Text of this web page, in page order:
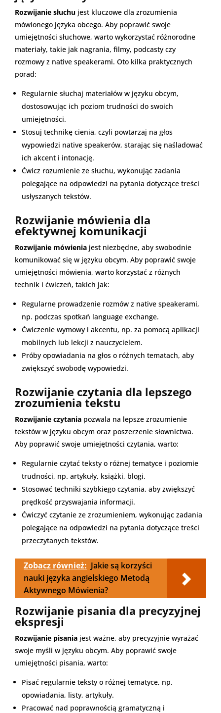
Rozwijanie słuchu jest kluczowe dla zrozumienia
mówionego języka obcego. Aby poprawić swoje
umiejętności słuchowe, warto wykorzystać różnorodne
materiały, takie jak nagrania, filmy, podcasty czy
rozmowy z native speakerami. Oto kilka praktycznych
porad:
Regularnie słuchaj materiałów w języku obcym,
dostosowując ich poziom trudności do swoich
umiejętności.
Stosuj technikę cienia, czyli powtarzaj na głos
wypowiedzi native speakerów, starając się naśladować
ich akcent i intonację.
Ćwicz rozumienie ze słuchu, wykonując zadania
polegające na odpowiedzi na pytania dotyczące treści
usłyszanych tekstów.
Rozwijanie mówienia dla
efektywnej komunikacji
Rozwijanie mówienia jest niezbędne, aby swobodnie
komunikować się w języku obcym. Aby poprawić swoje
umiejętności mówienia, warto korzystać z różnych
technik i ćwiczeń, takich jak:
Regularne prowadzenie rozmów z native speakerami,
np. podczas spotkań language exchange.
Ćwiczenie wymowy i akcentu, np. za pomocą aplikacji
mobilnych lub lekcji z nauczycielem.
Próby opowiadania na głos o różnych tematach, aby
zwiększyć swobodę wypowiedzi.
Rozwijanie czytania dla lepszego
zrozumienia tekstu
Rozwijanie czytania pozwala na lepsze zrozumienie
tekstów w języku obcym oraz poszerzenie słownictwa.
Aby poprawić swoje umiejętności czytania, warto:
Regularnie czytać teksty o różnej tematyce i poziomie
trudności, np. artykuły, książki, blogi.
Stosować techniki szybkiego czytania, aby zwiększyć
prędkość przyswajania informacji.
Ćwiczyć czytanie ze zrozumieniem, wykonując zadania
polegające na odpowiedzi na pytania dotyczące treści
przeczytanych tekstów.
Zobacz również: Jakie są korzyści
nauki języka angielskiego Metodą
Aktywnego Mówienia?
Rozwijanie pisania dla precyzyjnej
ekspresji
Rozwijanie pisania jest ważne, aby precyzyjnie wyrażać
swoje myśli w języku obcym. Aby poprawić swoje
umiejętności pisania, warto:
Pisać regularnie teksty o różnej tematyce, np.
opowiadania, listy, artykuły.
Pracować nad poprawnością gramatyczną i